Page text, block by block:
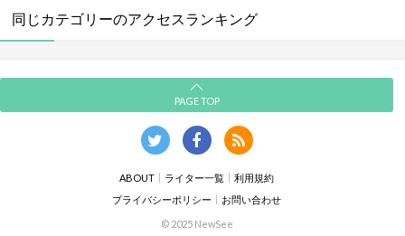
同じカテゴリーのアクセスランキング
PAGE TOP
ABOUT ライター一覧
利用規約
プライバシーポリシー
お問い合わせ
© 2025 NewSee